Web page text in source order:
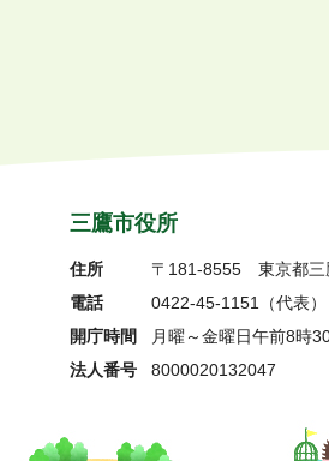
三鷹市役所
住所 〒181-8555 東京都
電話
0422-45-1151 （代表）
開庁時間
月曜～金曜日午前8時
法人番号
8000020132047